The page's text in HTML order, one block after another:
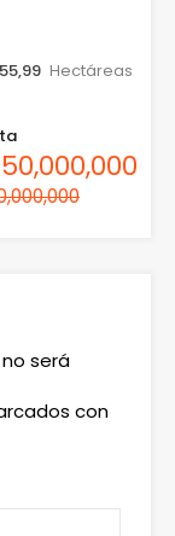
55,99 Hectáreas
será
con